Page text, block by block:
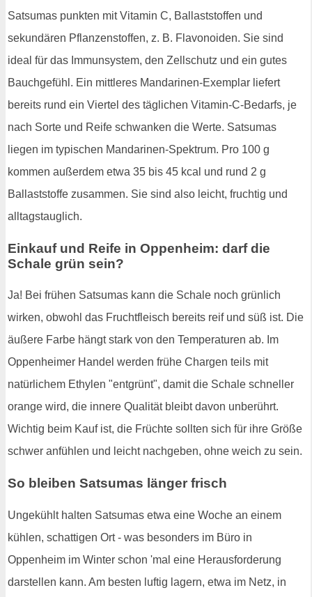
Satsumas punkten mit Vitamin C, Ballaststoffen und
sekundären Pflanzenstoffen, z. B. Flavonoiden. Sie sind
ideal für das Immunsystem, den Zellschutz und ein gutes
Bauchgefühl. Ein mittleres Mandarinen-Exemplar liefert
bereits rund ein Viertel des täglichen Vitamin-C-Bedarfs, je
nach Sorte und Reife schwanken die Werte. Satsumas
liegen im typischen Mandarinen-Spektrum. Pro 100 g
kommen außerdem etwa 35 bis 45 kcal und rund 2 g
Ballaststoffe zusammen. Sie sind also leicht, fruchtig und
alltagstauglich.
Einkauf und Reife in Oppenheim: darf die
Schale grün sein?
Ja! Bei frühen Satsumas kann die Schale noch grünlich
wirken, obwohl das Fruchtfleisch bereits reif und süß ist. Die
äußere Farbe hängt stark von den Temperaturen ab. Im
Oppenheimer Handel werden frühe Chargen teils mit
natürlichem Ethylen "entgrünt", damit die Schale schneller
orange wird, die innere Qualität bleibt davon unberührt.
Wichtig beim Kauf ist, die Früchte sollten sich für ihre Größe
schwer anfühlen und leicht nachgeben, ohne weich zu sein.
So bleiben Satsumas länger frisch
Ungekühlt halten Satsumas etwa eine Woche an einem
kühlen, schattigen Ort - was besonders im Büro in
Oppenheim im Winter schon 'mal eine Herausforderung
darstellen kann. Am besten luftig lagern, etwa im Netz, in